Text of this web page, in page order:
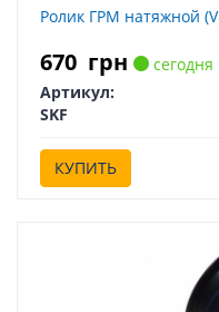
Ролик ГРМ натяжной
670 грн
сегодня
Артикул:
SKF
КУПИТЬ